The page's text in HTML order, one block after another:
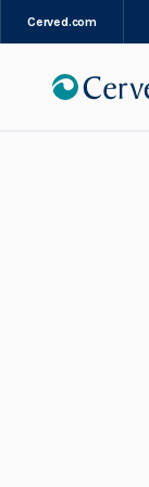
Cerved.com